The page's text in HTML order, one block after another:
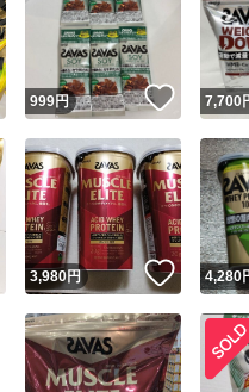
いいね！
999円 いいね
7,700
いいね！
3,980円 いいね
4,280